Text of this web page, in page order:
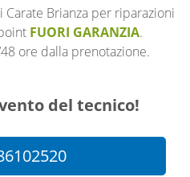
Brianza per riparazioni
FUORI GARANZIA.
ore dalla prenotazione.
del tecnico!